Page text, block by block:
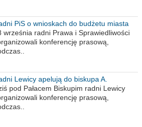
PiS o wnioskach do budżetu miasta
2021 rok
września radni Prawa i Sprawiedliwości
konferencję prasową,
Lewicy apelują do biskupa A.
Meringa
pod Pałacem Biskupim radni Lewicy
konferencję prasową,